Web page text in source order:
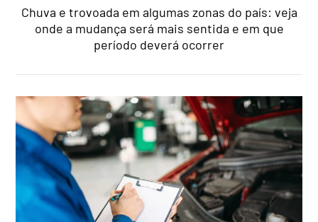
Chuva e trovoada em algumas zonas do país: veja
onde a mudança será mais sentida e em que
período deverá ocorrer